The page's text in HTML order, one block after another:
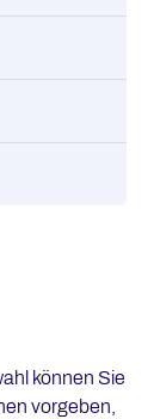
können Sie
vorgeben,